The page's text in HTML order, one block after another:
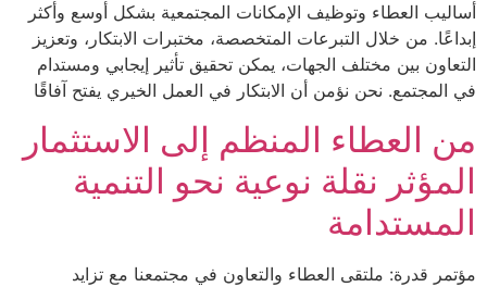
أساليب العطاء وتوظيف الإمكانات المجتمعية بشكل أوسع وأكثر
إبداعًا. من خلال التبرعات المتخصصة، مختبرات الابتكار، وتعزيز
التعاون بين مختلف الجهات، يمكن تحقيق تأثير إيجابي ومستدام
في المجتمع. نحن نؤمن أن الابتكار في العمل الخيري يفتح آفاقًا
من العطاء المنظم إلى الاستثمار
المؤثر نقلة نوعية نحو التنمية
المستدامة
مؤتمر قدرة: ملتقى العطاء والتعاون في مجتمعنا مع تزايد